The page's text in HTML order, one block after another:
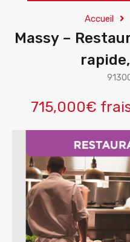
Accueil
Massy –
715,000€